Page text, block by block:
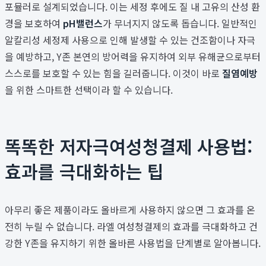
포뮬러로 설계되었습니다. 이는 세정 후에도 질 내 고유의 산성 환
경을 보호하여 pH밸런스가 무너지지 않도록 돕습니다. 일반적인
알칼리성 세정제 사용으로 인해 발생할 수 있는 건조함이나 자극
을 예방하고, Y존 본연의 방어력을 유지하여 외부 유해균으로부터
스스로를 보호할 수 있는 힘을 길러줍니다. 이것이 바로 질염예방
을 위한 스마트한 선택이라 할 수 있습니다.
똑똑한 저자극여성청결제 사용법:
효과를 극대화하는 팁
아무리 좋은 제품이라도 올바르게 사용하지 않으면 그 효과를 온
전히 누릴 수 없습니다. 라엘 여성청결제의 효과를 극대화하고 건
강한 Y존을 유지하기 위한 올바른 사용법을 단계별로 알아봅니다.